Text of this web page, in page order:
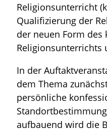
Religionsunterricht
Qualifizierung der
der neuen Form des
Religionsunterrichts
In der
dem Thema
persönliche
aufbauend wird die